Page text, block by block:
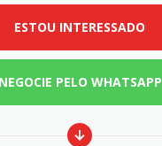
ESTOU INTERESSADO
NEGOCIE PELO WHATSAPP